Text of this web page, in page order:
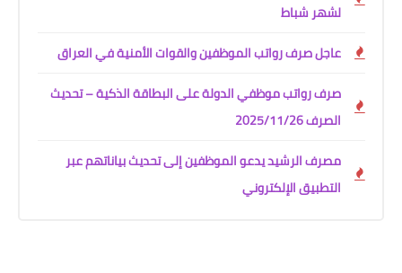
لشهر شباط
عاجل صرف رواتب الموظفين والقوات الأمنية في العراق
صرف رواتب موظفي الدولة على البطاقة الذكية – تحديث
الصرف 2025/11/26
مصرف الرشيد يدعو الموظفين إلى تحديث بياناتهم عبر
التطبيق الإلكتروني